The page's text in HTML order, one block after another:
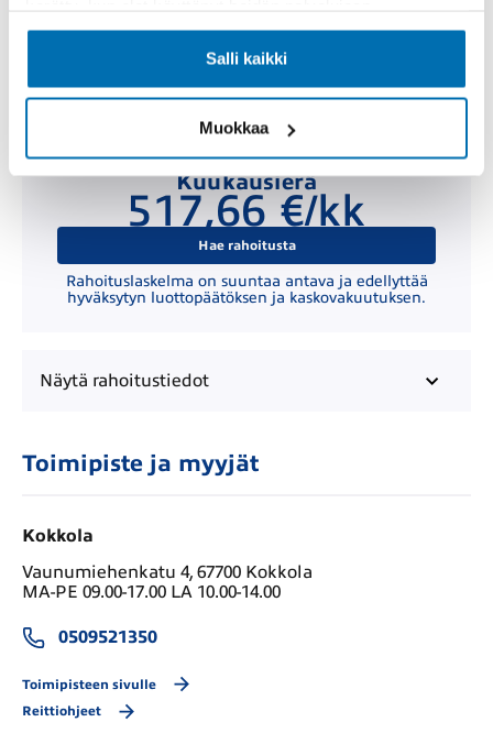
Salli kaikki
Muokkaa
Kuukausierä
517,66 €/kk
Hae rahoitusta
Rahoituslaskelma on suuntaa antava ja edellyttää
hyväksytyn luottopäätöksen ja kaskovakuutuksen.
Näytä rahoitustiedot
Toimipiste ja myyjät
Kokkola
Vaunumiehenkatu 4, 67700 Kokkola
MA-PE 09.00-17.00 LA 10.00-14.00
0509521350
Toimipisteen sivulle
Reittiohjeet